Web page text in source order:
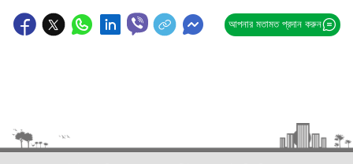
আপনার মতামত প্রদান করুন